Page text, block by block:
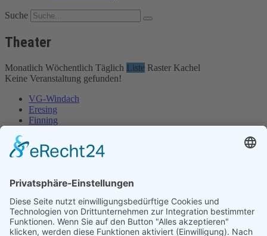
Suche
Theater
Monatlich Wöchentlich Täglich Liste Raster Kachel
Keine Veranstaltung gefunden!
VG-Windach
Eresing
Finning
VG-Windach
Eresing
Impressum
Impressum
Datenschutz